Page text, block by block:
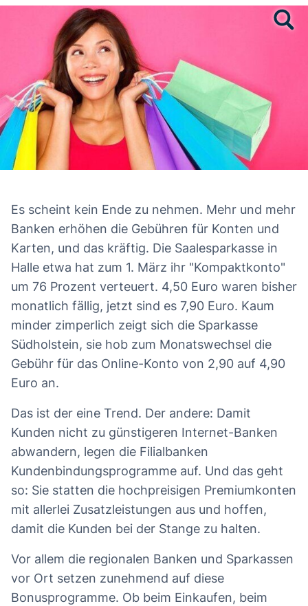
Es scheint kein Ende zu nehmen. Mehr und mehr
Banken erhöhen die Gebühren für Konten und
Karten, und das kräftig. Die Saalesparkasse in
Halle etwa hat zum 1. März ihr "Kompaktkonto"
um 76 Prozent verteuert. 4,50 Euro waren bisher
monatlich fällig, jetzt sind es 7,90 Euro. Kaum
minder zimperlich zeigt sich die Sparkasse
Südholstein, sie hob zum Monatswechsel die
Gebühr für das Online-Konto von 2,90 auf 4,90
Euro an.
Das ist der eine Trend. Der andere: Damit
Kunden nicht zu günstigeren Internet-Banken
abwandern, legen die Filialbanken
Kundenbindungsprogramme auf. Und das geht
so: Sie statten die hochpreisigen Premiumkonten
mit allerlei Zusatzleistungen aus und hoffen,
damit die Kunden bei der Stange zu halten.
Vor allem die regionalen Banken und Sparkassen
vor Ort setzen zunehmend auf diese
Bonusprogramme. Ob beim Einkaufen, beim